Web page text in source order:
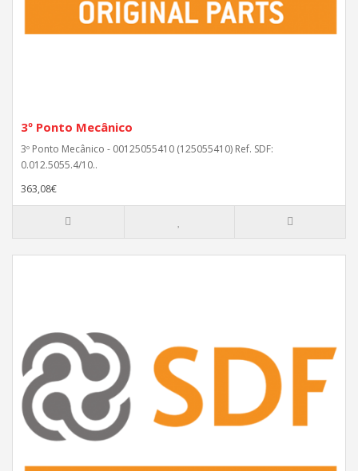
3º Ponto Mecânico
3º Ponto Mecânico - 00125055410 (125055410) Ref. SDF:
0.012.5055.4/10..
363,08€